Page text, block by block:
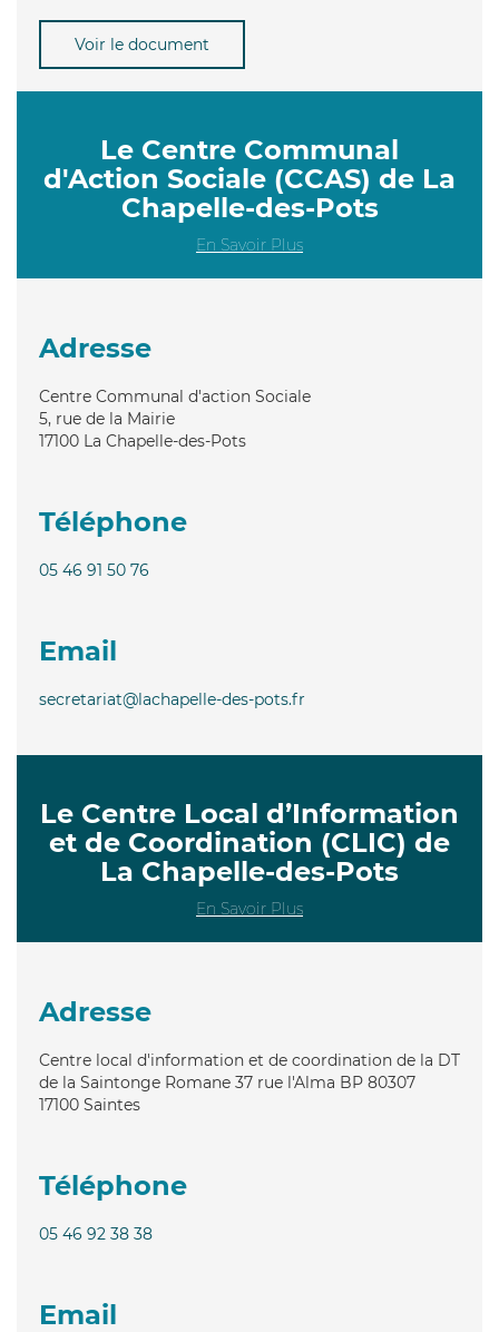
Voir le document
Le Centre Communal
d'Action Sociale (CCAS) de La
Chapelle-des-Pots
En Savoir Plus
Adresse
Centre Communal d'action Sociale
5, rue de la Mairie
17100 La Chapelle-des-Pots
Téléphone
05 46 91 50 76
Email
secretariat@lachapelle-des-pots.fr
Le Centre Local d’Information
et de Coordination (CLIC) de
La Chapelle-des-Pots
En Savoir Plus
Adresse
Centre local d'information et de coordination de la DT
de la Saintonge Romane 37 rue l'Alma BP 80307
17100 Saintes
Téléphone
05 46 92 38 38
Email